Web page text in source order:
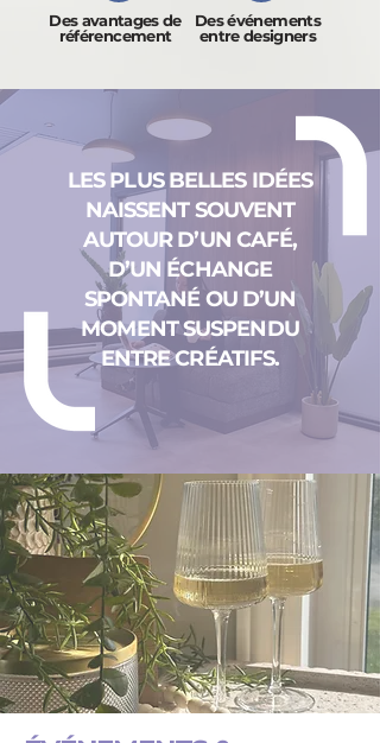
Des avantages de
référencement
Des événements
entre designers
LES PLUS BELLES IDÉES
NAISSENT SOUVENT
AUTOUR D’UN CAFÉ,
D’UN ÉCHANGE
SPONTANÉ OU D’UN
MOMENT SUSPENDU
ENTRE CRÉATIFS.